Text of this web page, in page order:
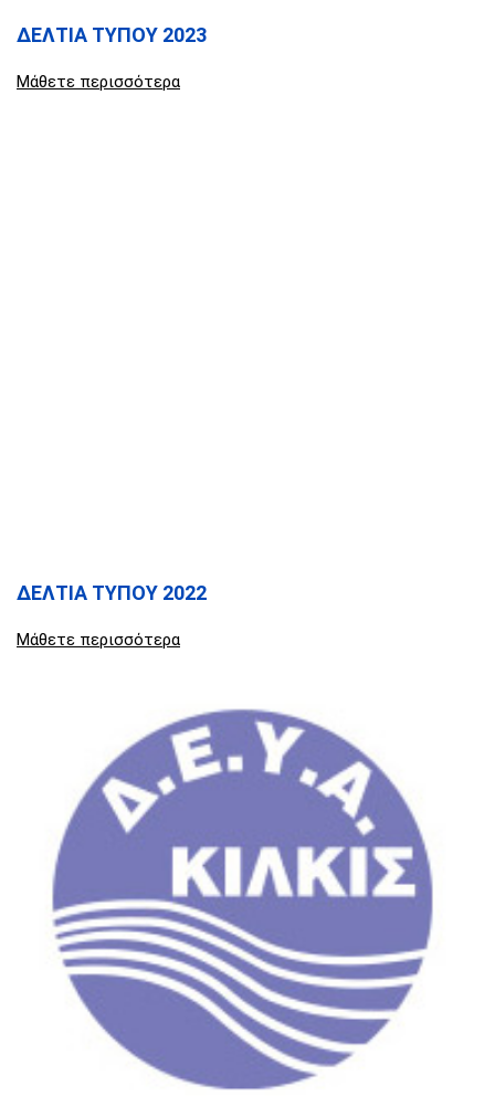
ΔΕΛΤΙΑ ΤΥΠΟΥ 2023
Μάθετε περισσότερα
ΔΕΛΤΙΑ ΤΥΠΟΥ 2022
Μάθετε περισσότερα